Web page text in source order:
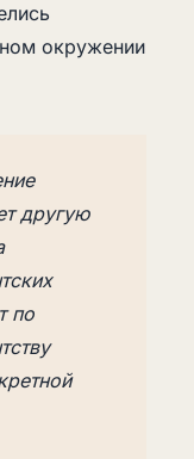
окружении
другую
по